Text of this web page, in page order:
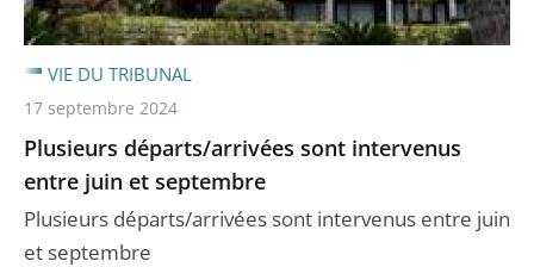
Plusieurs départs/arrivées sont intervenus
entre juin et septembre
Plusieurs départs/arrivées sont intervenus entre juin
et septembre
VIE DU TRIBUNAL
17 septembre 2024